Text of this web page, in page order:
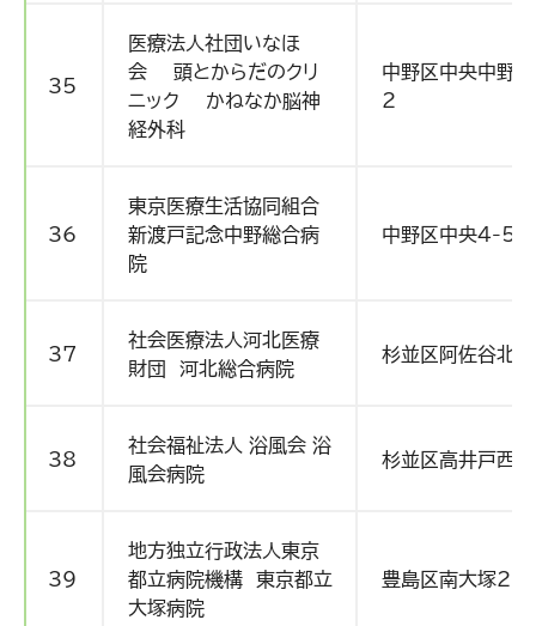
35
医療法人社団いなほ
会 頭とからだのクリ
ニック かねなか脳神
経外科
中野区中央中野
2
36
東京医療生活協同組合
新渡戸記念中野総合病
院
中野区中央4-
37
社会医療法人河北医療
財団 河北総合病院
杉並区阿佐谷北
38
社会福祉法人 浴風会 浴
風会病院
杉並区高井戸西
39
地方独立行政法人東京
都立病院機構 東京都立
大塚病院
豊島区南大塚2-